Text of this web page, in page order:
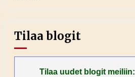
Tilaa blogit
Tilaa uudet blogit meiliin: